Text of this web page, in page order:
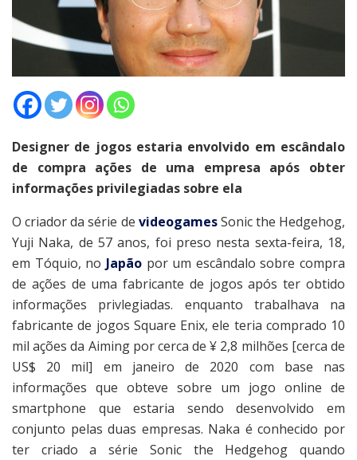
Designer de jogos estaria envolvido em escândalo
de compra ações de uma empresa após obter
informações privilegiadas sobre ela
O criador da série de videogamesSonic the Hedgehog,
Yuji Naka, de 57 anos, foi preso nesta sexta-feira, 18,
em Tóquio, no Japãopor um escândalo sobre compra
de ações de uma fabricante de jogos após ter obtido
informações privlegiadas. enquanto trabalhava na
fabricante de jogos Square Enix, ele teria comprado 10
mil ações da Aiming por cerca de ¥ 2,8 milhões [cerca de
US$ 20 mil] em janeiro de 2020 com base nas
informações que obteve sobre um jogo online de
smartphone que estaria sendo desenvolvido em
conjunto pelas duas empresas. Naka é conhecido por
ter criado a série Sonic the Hedgehog quando